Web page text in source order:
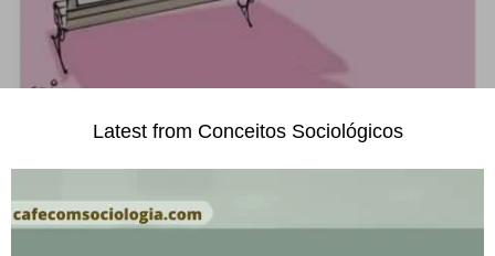
Latest from Conceitos Sociológicos